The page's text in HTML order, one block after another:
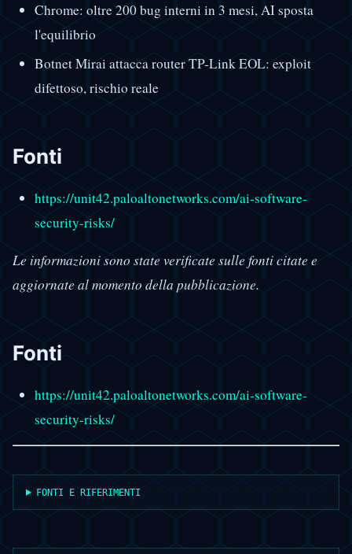
Chrome: oltre 200 bug interni in 3 mesi, AI sposta
l'equilibrio
Botnet Mirai attacca router TP-Link EOL: exploit
difettoso, rischio reale
Fonti
https://unit42.paloaltonetworks.com/ai-software-
security-risks/
Le informazioni sono state verificate sulle fonti citate e
aggiornate al momento della pubblicazione.
Fonti
https://unit42.paloaltonetworks.com/ai-software-
security-risks/
FONTI E RIFERIMENTI